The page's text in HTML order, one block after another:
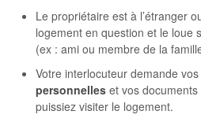
Le propriétaire est à l’étranger
logement en question et le loue
(ex : ami ou membre de la
Votre interlocuteur demande vos
personnelles et vos
puissiez visiter le logement.